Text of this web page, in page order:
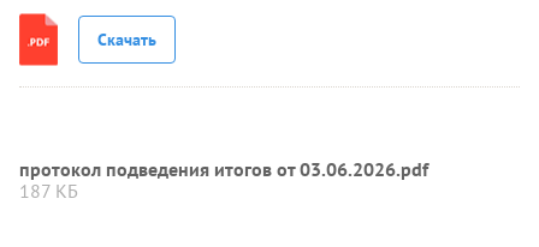
Скачать
протокол подведения итогов от 03.06.2026.pdf
187 КБ